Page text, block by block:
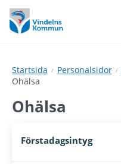
Hoppa
till
innehåll
Hoppa
till
undermeny
Startsida Personalsidor
Ohälsa
Ohälsa
Förstadagsintyg